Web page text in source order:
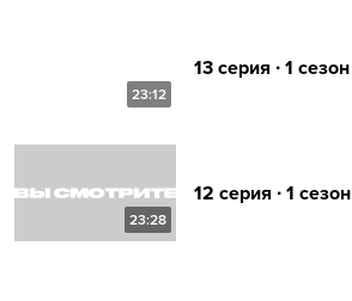
23:12
13 серия ∙ 1 сезон
23:28
12 серия ∙ 1 сезон